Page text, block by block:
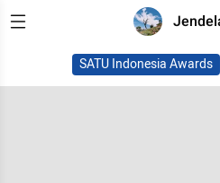
SATU Indonesia Awards